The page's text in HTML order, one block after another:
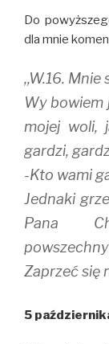
Do
dla mnie
,,W.16. Mnie
Wy bowiem
mojej woli,
gardzi,
-Kto wami
Jednaki
Pana
Zaprzeć się
5